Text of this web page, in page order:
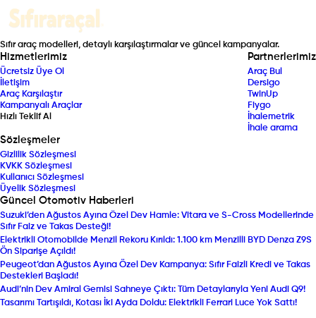
Sıfır araç modelleri, detaylı karşılaştırmalar ve güncel kampanyalar.
Hizmetlerimiz
Ücretsiz Üye Ol
İletişim
Araç Karşılaştır
Kampanyalı Araçlar
Hızlı Teklif Al
Partnerlerimiz
Araç Bul
Dersigo
TwinUp
Fiygo
İhalemetrik
İhale arama
Sözleşmeler
Gizlilik Sözleşmesi
KVKK Sözleşmesi
Kullanıcı Sözleşmesi
Üyelik Sözleşmesi
Güncel Otomotiv Haberleri
Suzuki’den Ağustos Ayına Özel Dev Hamle: Vitara ve S-Cross Modellerinde
Sıfır Faiz ve Takas Desteği!
Elektrikli Otomobilde Menzil Rekoru Kırıldı: 1.100 km Menzilli BYD Denza Z9S
Ön Siparişe Açıldı!
Peugeot’dan Ağustos Ayına Özel Dev Kampanya: Sıfır Faizli Kredi ve Takas
Destekleri Başladı!
Audi’nin Dev Amiral Gemisi Sahneye Çıktı: Tüm Detaylarıyla Yeni Audi Q9!
Tasarımı Tartışıldı, Kotası İki Ayda Doldu: Elektrikli Ferrari Luce Yok Sattı!